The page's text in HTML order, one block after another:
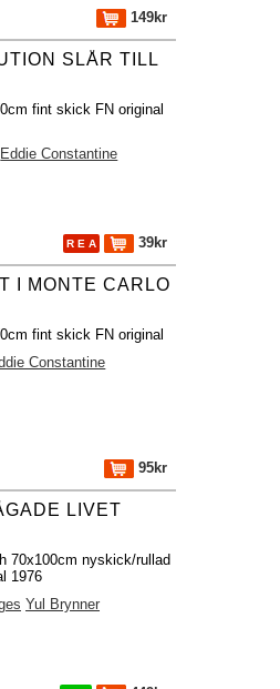
149kr
SLÅR TILL
fint skick FN original
Eddie Constantine
R E A 39kr
I MONTE CARLO
fint skick FN original
Constantine
95kr
LIVET
70x100cm nyskick/rullad
1976
Yul Brynner